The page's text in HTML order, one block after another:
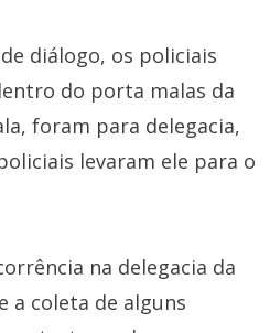
diálogo, os policiais
do porta malas da
foram para delegacia,
levaram ele para o
na delegacia da
a coleta de alguns